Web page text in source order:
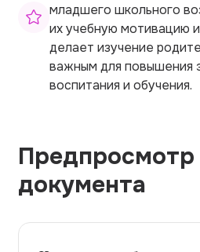
младшего школьного
их учебную мотивацию
делает изучение
важным для повышения
воспитания и обучения.
Предпросмотр
документа